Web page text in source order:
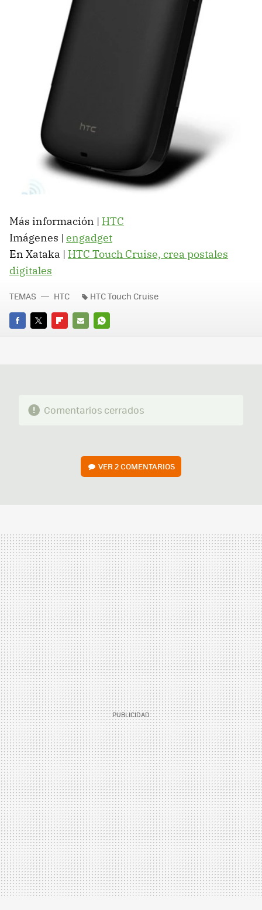
Más información | HTC
Imágenes | engadget
En Xataka | HTC Touch Cruise, crea postales
digitales
FACEBOOK
TWITTERFLIPBOARD
E-
WHATSAPP
TEMAS HTC HTC Touch Cruise
Comentarios cerrados
VER2 COMENTARIOS